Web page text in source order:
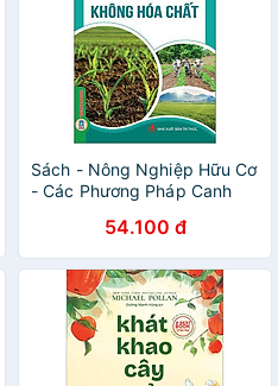
Sách - Nông Nghiệp Hữu Cơ
- Các Phương Pháp Canh
54.100 đ